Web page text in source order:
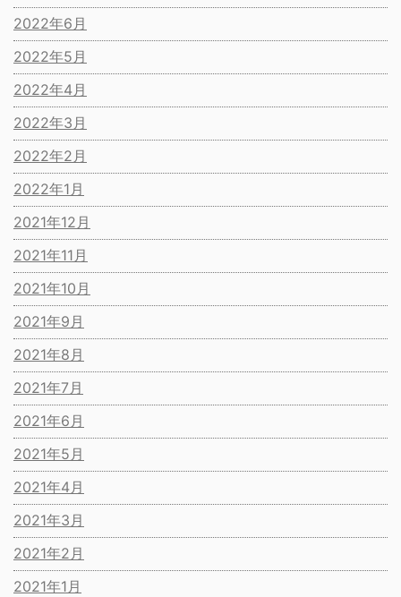
2022年6月
2022年5月
2022年4月
2022年3月
2022年2月
2022年1月
2021年12月
2021年11月
2021年10月
2021年9月
2021年8月
2021年7月
2021年6月
2021年5月
2021年4月
2021年3月
2021年2月
2021年1月